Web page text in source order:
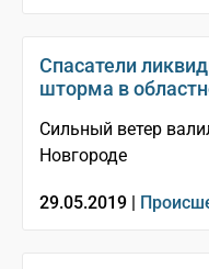
Спасатели
шторма в
Сильный ветер
Новгороде
29.05.2019 |